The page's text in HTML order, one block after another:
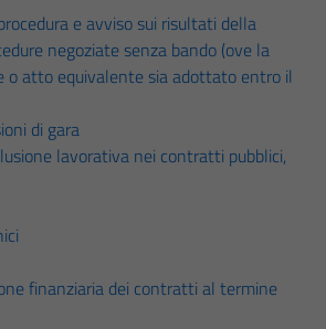
e avviso sui risultati della
negoziate senza bando (ove la
o atto equivalente sia adottato entro il
di gara
lavorativa nei contratti pubblici,
finanziaria dei contratti al termine